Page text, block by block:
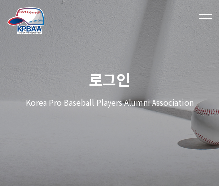
로그인
Korea Pro Baseball Players Alumni Association